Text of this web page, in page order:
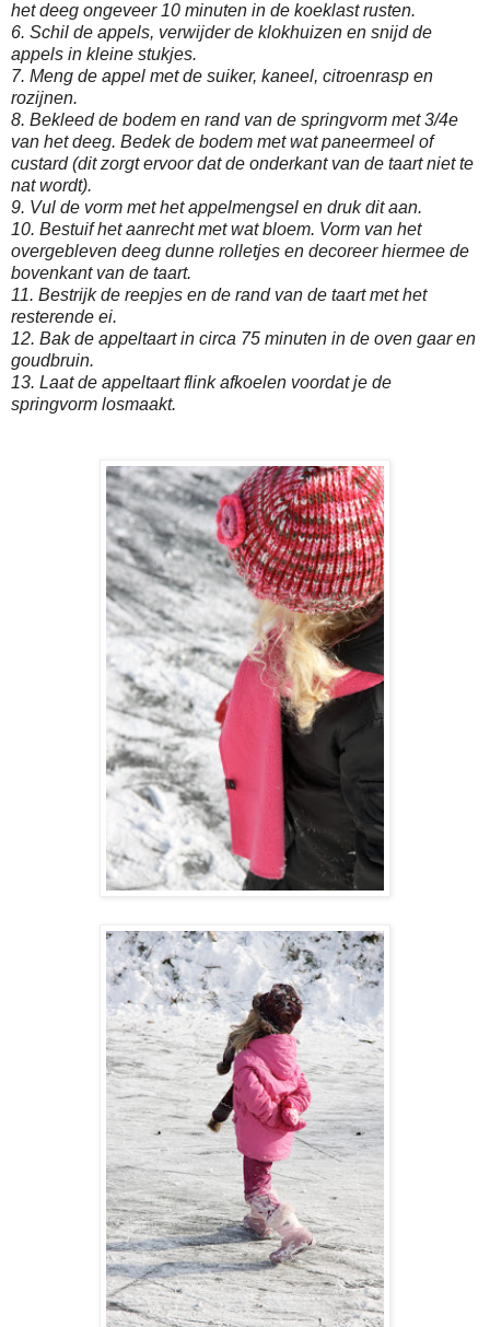
het deeg ongeveer 10 minuten in de koeklast rusten.
6. Schil de appels, verwijder de klokhuizen en snijd de
appels in kleine stukjes.
7. Meng de appel met de suiker, kaneel, citroenrasp en
rozijnen.
8. Bekleed de bodem en rand van de springvorm met 3/4e
van het deeg. Bedek de bodem met wat paneermeel of
custard (dit zorgt ervoor dat de onderkant van de taart niet te
nat wordt).
9. Vul de vorm met het appelmengsel en druk dit aan.
10. Bestuif het aanrecht met wat bloem. Vorm van het
overgebleven deeg dunne rolletjes en decoreer hiermee de
bovenkant van de taart.
11. Bestrijk de reepjes en de rand van de taart met het
resterende ei.
12. Bak de appeltaart in circa 75 minuten in de oven gaar en
goudbruin.
13. Laat de appeltaart flink afkoelen voordat je de
springvorm losmaakt.